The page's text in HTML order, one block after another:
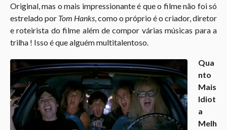
Original, mas o mais impressionante é que o filme não foi só
estrelado por Tom Hanks, como o próprio é o criador, diretor
e roteirista do filme além de compor várias músicas para a
trilha ! Isso é que alguém multitalentoso.
Qua
nto
Mais
Idiot
a
Melh